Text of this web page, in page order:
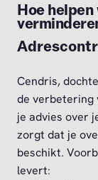
Hoe
Cendris,
de verbetering
je advies over
zorgt dat je
beschikt.
levert: